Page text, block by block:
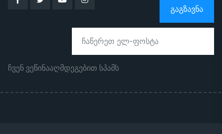
ᲒᲐᲒᲖᲐᲕᲜᲐ
ჩვენ ვეწინააღმდეგებით სპამს